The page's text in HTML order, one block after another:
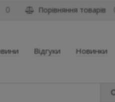
0 Порівняння товарів
Відгуки Новинки